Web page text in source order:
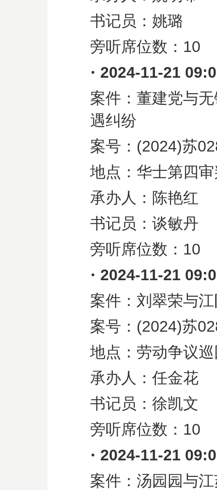
书记员：姚璐
旁听席位数： 10
· 2024-11-21
案件：董建党与
遇纠纷
案号： (2024)苏
地点：华士第四
承办人：陈艳红
书记员：谈敏丹
旁听席位数： 10
· 2024-11-21
案件：刘翠荣与
案号： (2024)苏
地点：劳动争议
承办人：任金花
书记员：徐凯文
旁听席位数： 10
· 2024-11-21
案件：汤园园与